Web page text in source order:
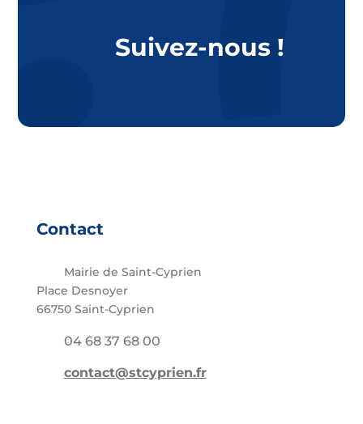
Suivez-nous !
Contact
Mairie de Saint-Cyprien
Place Desnoyer
66750 Saint-Cyprien
04 68 37 68 00
contact@stcyprien.fr